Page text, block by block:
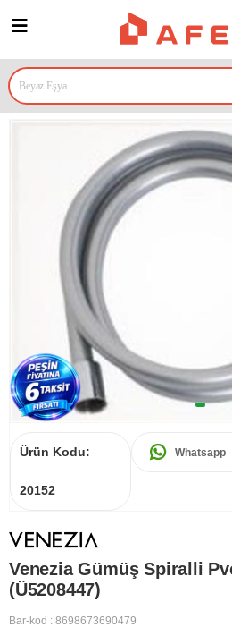
Prijava za članove
Ürün Kodu:
20152
Whatsapp
Venezia Gümüş Spiralli
(Ü5208447)
Bar-kod : 8698673690479